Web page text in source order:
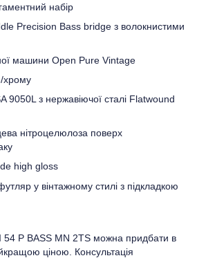
набір
Precision Bass bridge з волокнистими
машини Open Pure Vintage
хрому
9050L з нержавіючої сталі Flatwound
нітроцелюлоза поверх
high gloss
у вінтажному стилі з підкладкою
54 P BASS MN 2TS можна придбати в
ціною. Консультація